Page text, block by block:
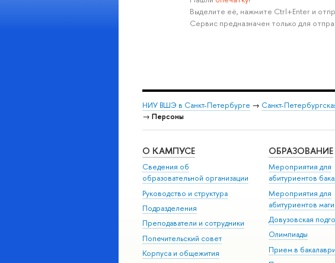
Выделите её, нажмите Ctrl+Enter и
Сервис предназначен только для
НИУ ВШЭ в Санкт-Петербурге → Санкт-
→ Персоны
О КАМПУСЕ
Сведения об
образовательной организации
Руководство и структура
Подразделения
Преподаватели и сотрудники
Попечительский совет
Корпуса и общежития
ОБРАЗОВАНИЕ
Мероприятия для
абитуриентов
Мероприятия для
абитуриентов
Довузовская
Олимпиады
Прием в